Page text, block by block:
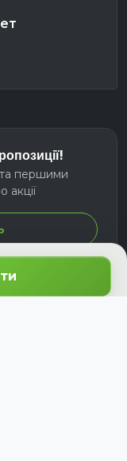
та першими
акції
захищені.